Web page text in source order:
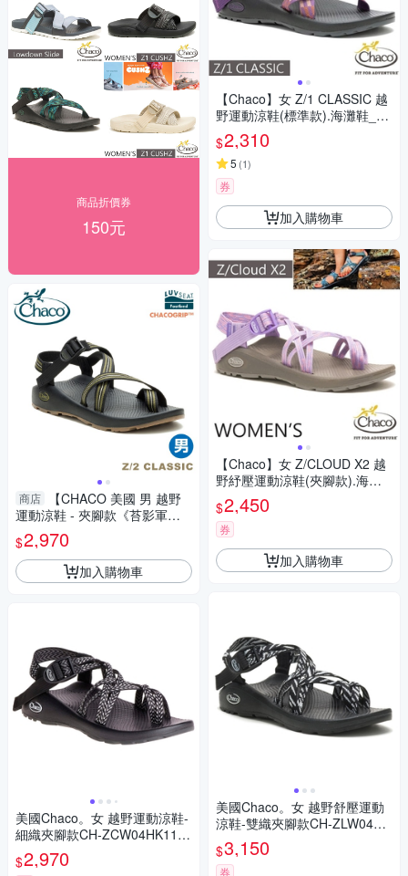
商品折價券
150元
商店
【CHACO 美國 男 越野
運動涼鞋 - 夾腳款《苔影軍
風》】CH-ZCM02HM33/健行/
攀岩/沙地/溯溪/水上休閒
$2,970
加入購物車
美國Chaco。女 越野運動涼鞋-
細織夾腳款CH-ZCW04HK11
(黑色動力)
$2,970
【Chaco】女 Z/1 CLASSIC 越
野運動涼鞋(標準款).海灘鞋_C
H-ZCW01-HK01 粉紫魅力
$2,310
5 (1)
券
加入購物車
【Chaco】女 Z/CLOUD X2 越
野紓壓運動涼鞋(夾腳款).海灘
鞋_CH-ZLW04-HJ07 熱情紫玫
瑰
$2,450
券
加入購物車
美國Chaco。女 越野舒壓運動
涼鞋-雙織夾腳款CH-ZLW04HI
17 (威利黑白)
$3,150
券